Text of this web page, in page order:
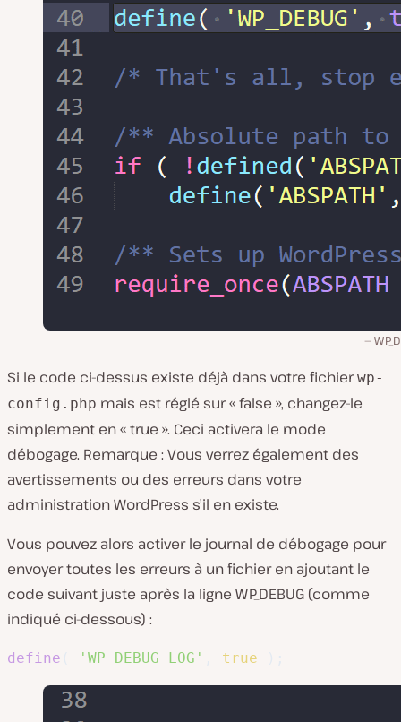
Si le code ci-dessus existe déjà dans votre fichierwp-
config.php mais est réglé sur « false », changez-le
simplement en « true ». Ceci activera le mode
débogage. Remarque : Vous verrez également des
avertissements ou des erreurs dans votre
administration WordPress s’il en existe.
Vous pouvez alors activer le journal de débogage pour
envoyer toutes les erreurs à un fichier en ajoutant le
code suivant juste après la ligne WP_DEBUG (comme
indiqué ci-dessous) :
define 'WP_DEBUG_LOG' true